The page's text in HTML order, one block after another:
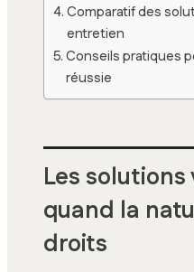
Comparatif des
entretien
Conseils pratiques
réussie
Les solutions
quand la
droits